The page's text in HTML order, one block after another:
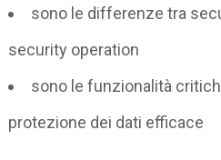
sono le differenze tra
security operation
sono le funzionalità
protezione dei dati efficace